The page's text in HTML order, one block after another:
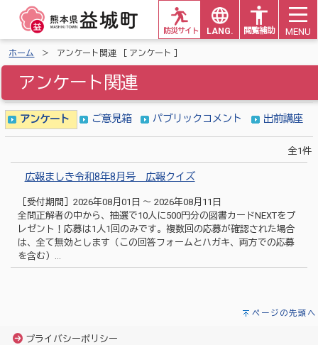
LANG. 閲覧補助
防災サイト MENU
ホーム アンケート関連 ［ アンケート ］
アンケート関連
アンケート ご意見箱 パブリックコメント 出前講座
全1件
広報ましき令和8年8月号 広報クイズ
［受付期間］2026年08月01日 ～ 2026年08月11日
全問正解者の中から、抽選で10人に500円分の図書カードNEXTをプ
レゼント！応募は1人1回のみです。複数回の応募が確認された場合
は、全て無効とします（この回答フォームとハガキ、両方での応募
を含む）…
ページの先頭へ
プライバシーポリシー